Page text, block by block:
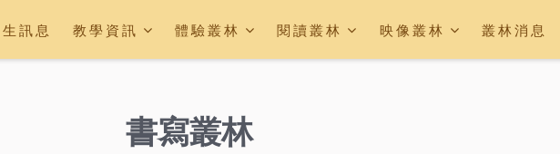
訊息 教學資訊 體驗叢林 閱讀叢林 映像叢林 叢林消息
書寫叢林